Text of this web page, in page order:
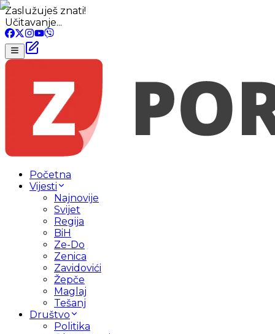
Zaslužuješ znati!
Učitavanje...
Početna
Vijesti
Najnovije
Svijet
Regija
BiH
Ze-Do
Zenica
Zavidovići
Žepče
Maglaj
Tešanj
Društvo
Politika